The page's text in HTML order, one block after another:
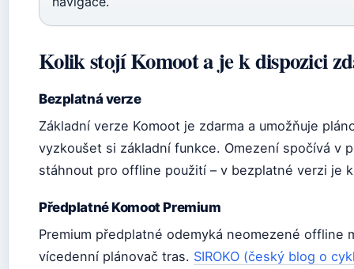
Kolik stojí Komoot a je k dispozici
Bezplatná verze
Základní verze Komoot je zdarma a umožňuje
vyzkoušet si základní funkce. Omezení spočívá v
stáhnout pro offline použití – v bezplatné verzi je
Předplatné Komoot Premium
Premium předplatné odemyká neomezené offline
vícedenní plánovač tras. SIROKO (český blog o